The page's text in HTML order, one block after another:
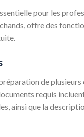
pour les
offre des
de
requis
ainsi que la